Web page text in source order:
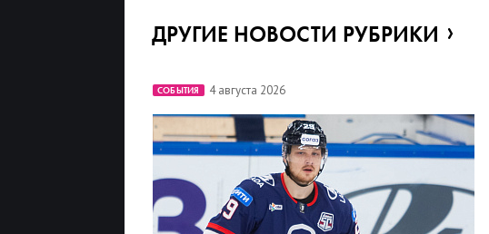
ДРУГИЕ НОВОСТИ РУБРИКИ
СОБЫТИЯ 4 августа 2026